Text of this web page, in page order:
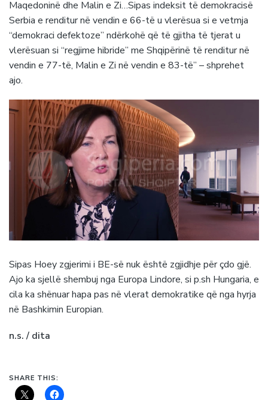
Maqedoninë dhe Malin e Zi…Sipas indeksit të demokracisë
Serbia e renditur në vendin e 66-të u vlerësua si e vetmja
“demokraci defektoze” ndërkohë që të gjitha të tjerat u
vlerësuan si “regjime hibride” me Shqipërinë të renditur në
vendin e 77-të, Malin e Zi në vendin e 83-të” – shprehet
ajo.
Sipas Hoey zgjerimi i BE-së nuk është zgjidhje për çdo gjë.
Ajo ka sjellë shembuj nga Europa Lindore, si p.sh Hungaria, e
cila ka shënuar hapa pas në vlerat demokratike që nga hyrja
në Bashkimin Europian.
n.s. / dita
SHARE THIS: